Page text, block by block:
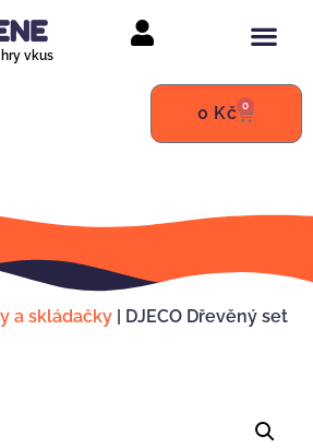
vkus
0 Kč 0
a skládačky | DJECO Dřevěný set